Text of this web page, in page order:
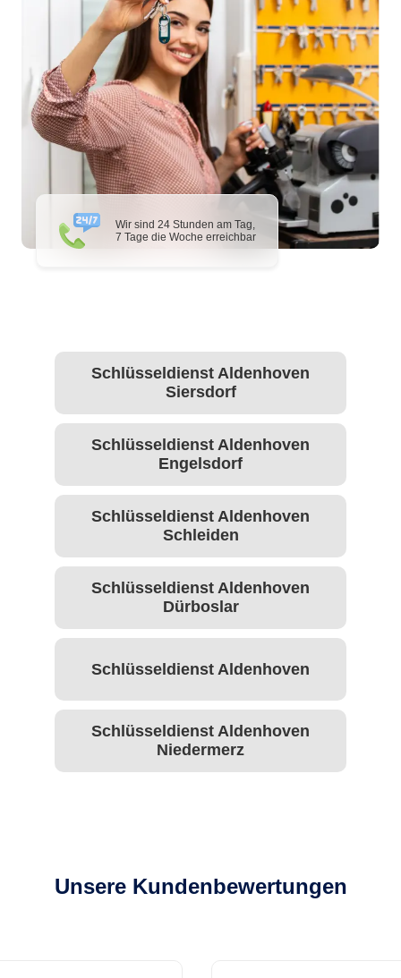
Wir sind 24 Stunden am Tag,
7 Tage die Woche erreichbar
Schlüsseldienst Aldenhoven
Siersdorf
Schlüsseldienst Aldenhoven
Engelsdorf
Schlüsseldienst Aldenhoven
Schleiden
Schlüsseldienst Aldenhoven
Dürboslar
Schlüsseldienst Aldenhoven
Schlüsseldienst Aldenhoven
Niedermerz
Unsere Kundenbewertungen